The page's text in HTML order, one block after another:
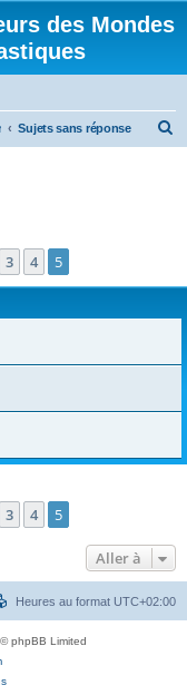
des Mondes
Sujets sans réponse
c
r
3 4 5
3 4 5
Aller à
Heures au format UTC+02:00
phpBB Limited